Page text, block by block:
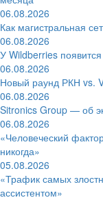
06.08.2026
Как магистральная
06.08.2026
У Wildberries
06.08.2026
Новый раунд РКН vs.
06.08.2026
Sitronics Group — об
06.08.2026
«Человеческий
никогда»
05.08.2026
«Трафик самых
ассистентом»